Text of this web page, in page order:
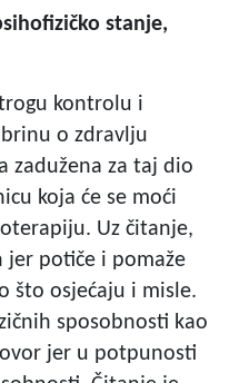
stanje,
kontrolu i
o zdravlju
zadužena za taj dio
koja će se moći
Uz čitanje,
jer potiče i pomaže
što osjećaju i misle.
sposobnosti kao
jer u potpunosti